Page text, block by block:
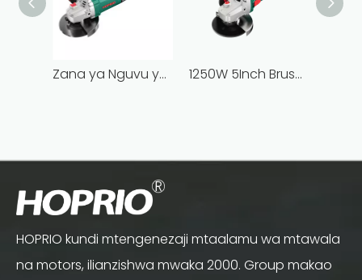
Zana ya Nguvu ya Juu ya 2000W 2000W 2000W Brushless Angle Grinder ya Inchi 6 yenye Corded 1250W 5Inch Brushless Angle Grinder Uzito Mwanga wa kung'arisha/kukata/kusaga
HOPRIO kundi mtengenezaji mtaalamu wa mtawala
na motors, ilianzishwa mwaka 2000. Group makao